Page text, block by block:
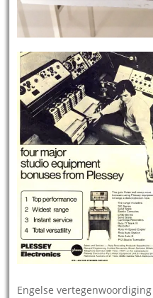
Engelse